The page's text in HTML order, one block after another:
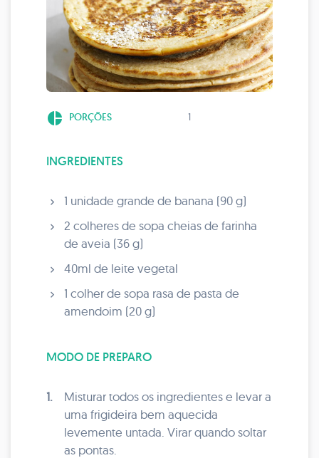
pie_chart PORÇÕES 1
INGREDIENTES
1 unidade grande de banana (90 g)
2 colheres de sopa cheias de farinha
de aveia (36 g)
40ml de leite vegetal
1 colher de sopa rasa de pasta de
amendoim (20 g)
MODO DE PREPARO
1.
Misturar todos os ingredientes e levar a
uma frigideira bem aquecida
levemente untada. Virar quando soltar
as pontas.